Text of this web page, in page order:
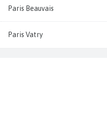
Paris Beauvais
Paris Vatry